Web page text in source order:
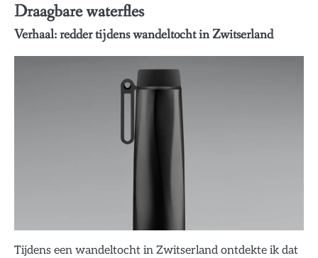
Draagbare waterfles
Verhaal: redder tijdens wandeltocht in Zwitserland
Tijdens een wandeltocht in Zwitserland ontdekte ik dat